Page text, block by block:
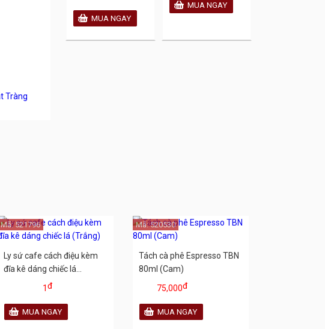
Ly sứ cafe cách điệu kèm
đĩa kê dáng chiếc lá...
1đ
Mã: 521796
Tách cà phê Espresso TBN
80ml (Cam)
75,000đ
Mã: 520530